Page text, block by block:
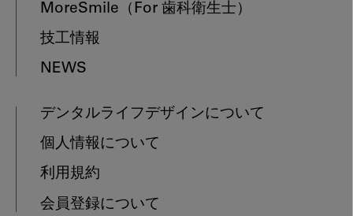
MoreSmile （For 歯科衛生士）
技工情報
NEWS
デンタルライフデザインについて
個人情報について
利用規約
会員登録について